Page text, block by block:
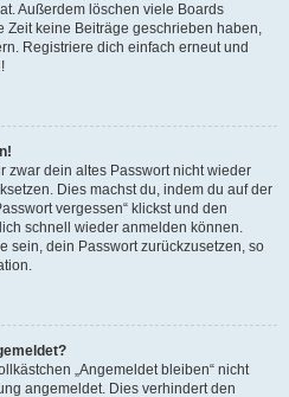
Außerdem löschen viele Boards
Zeit keine Beiträge geschrieben haben,
Registriere dich einfach erneut und
zwar dein altes Passwort nicht wieder
Dies machst du, indem du auf der
vergessen“ klickst und den
schnell wieder anmelden können.
sein, dein Passwort zurückzusetzen, so
„Angemeldet bleiben“ nicht
angemeldet. Dies verhindert den